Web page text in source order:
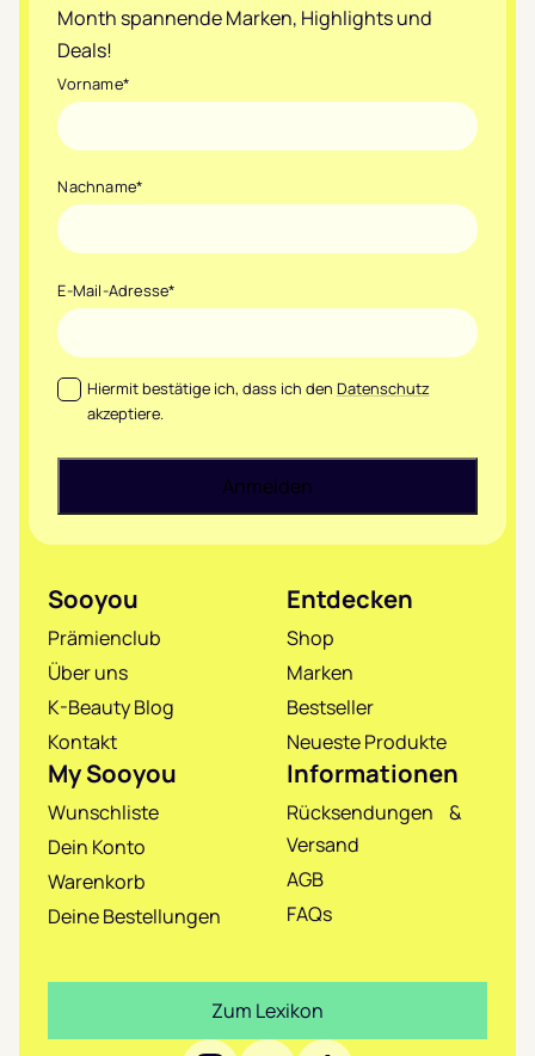
Month spannende Marken, Highlights und
Deals!
Vorname*
Nachname*
E-Mail-Adresse*
Datenschutz*
Hiermit bestätige ich, dass ich den Datenschutz
akzeptiere.
Sooyou
Prämienclub
Über uns
K-Beauty Blog
Kontakt
Entdecken
Shop
Marken
Bestseller
Neueste Produkte
My Sooyou
Wunschliste
Dein Konto
Warenkorb
Deine Bestellungen
Informationen
Rücksendungen &
Versand
AGB
FAQs
Zum Lexikon